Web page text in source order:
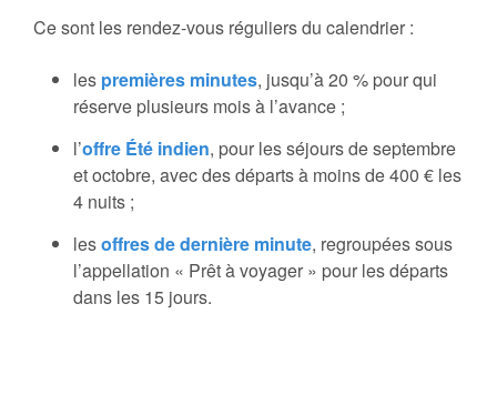
Ce sont les rendez-vous réguliers du calendrier :
les premières minutes, jusqu’à 20 % pour qui
réserve plusieurs mois à l’avance ;
l’offre Été indien, pour les séjours de septembre
et octobre, avec des départs à moins de 400 € les
4 nuits ;
lesoffres de dernière minute, regroupées sous
l’appellation « Prêt à voyager » pour les départs
dans les 15 jours.